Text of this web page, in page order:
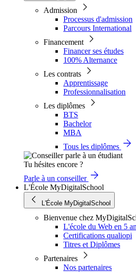
Admission
Processus d'admission
Parcours International
Financement
Financer ses études
100% Alternance
Les contrats
Apprentissage
Professionnalisation
Les diplômes
BTS
Bachelor
MBA
Tous les diplômes
Tu hésites encore ?
Parle à un conseiller
L'École MyDigitalSchool
L'École MyDigitalSchool
Bienvenue chez
L'école du Web en 5
Certifications qualiopi
Titres et Diplômes
Partenaires
Nos partenaires